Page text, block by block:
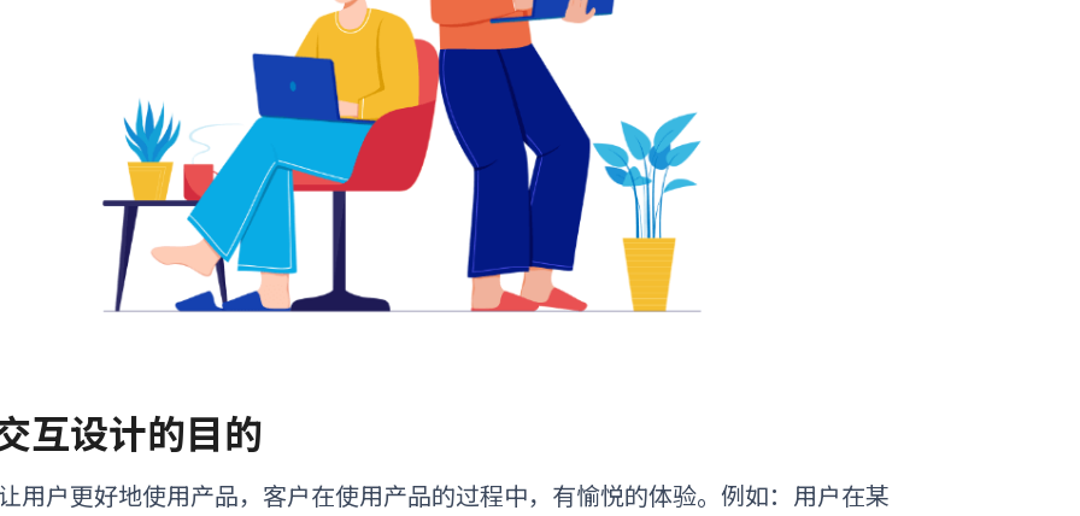
互设计的目的
用户更好地使用产品，客户在使用产品的过程中，有愉悦的体验。例如：用户在某